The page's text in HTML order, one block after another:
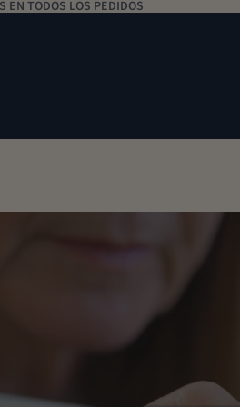
EN TODOS LOS PEDIDOS